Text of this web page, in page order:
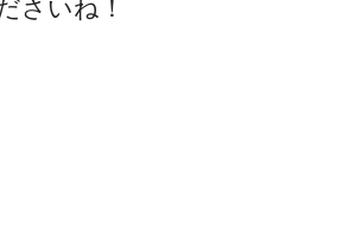
さいね！